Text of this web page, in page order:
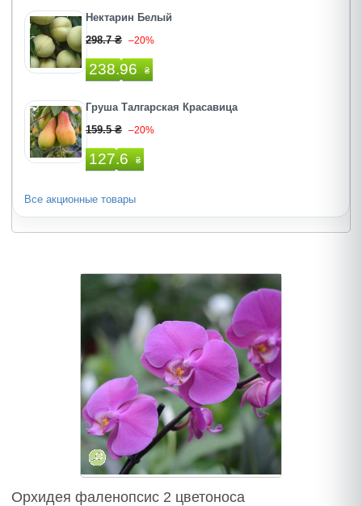
Нектарин Белый
298.7 ₴ –20%
238.96 ₴
Груша Талгарская Красавица
159.5 ₴ –20%
127.6 ₴
Все акционные товары
Орхидея фаленопсис 2 цветоноса